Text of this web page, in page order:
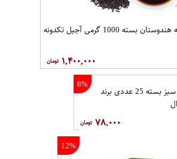
1000 گرمی آجیل تکدونه
۱,۴۰۰,۰۰۰
8%
چای سبز بسته 25 عددی برند
۷۸,۰۰۰
12%